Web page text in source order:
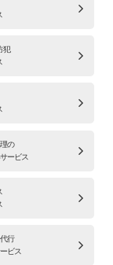
犯
の
ービス
行
ビス